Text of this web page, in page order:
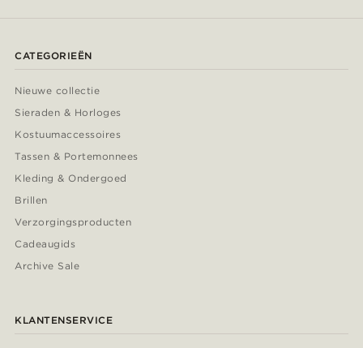
CATEGORIEËN
Nieuwe collectie
Sieraden & Horloges
Kostuumaccessoires
Tassen & Portemonnees
Kleding & Ondergoed
Brillen
Verzorgingsproducten
Cadeaugids
Archive Sale
KLANTENSERVICE